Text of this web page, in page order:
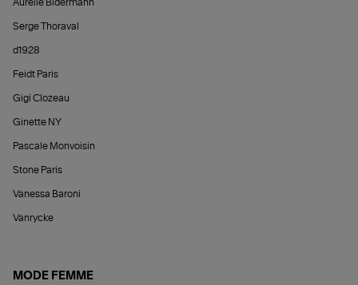
Aurélie Bidermann
Serge Thoraval
d1928
Feidt Paris
Gigi Clozeau
Ginette NY
Pascale Monvoisin
Stone Paris
Vanessa Baroni
Vanrycke
MODE FEMME